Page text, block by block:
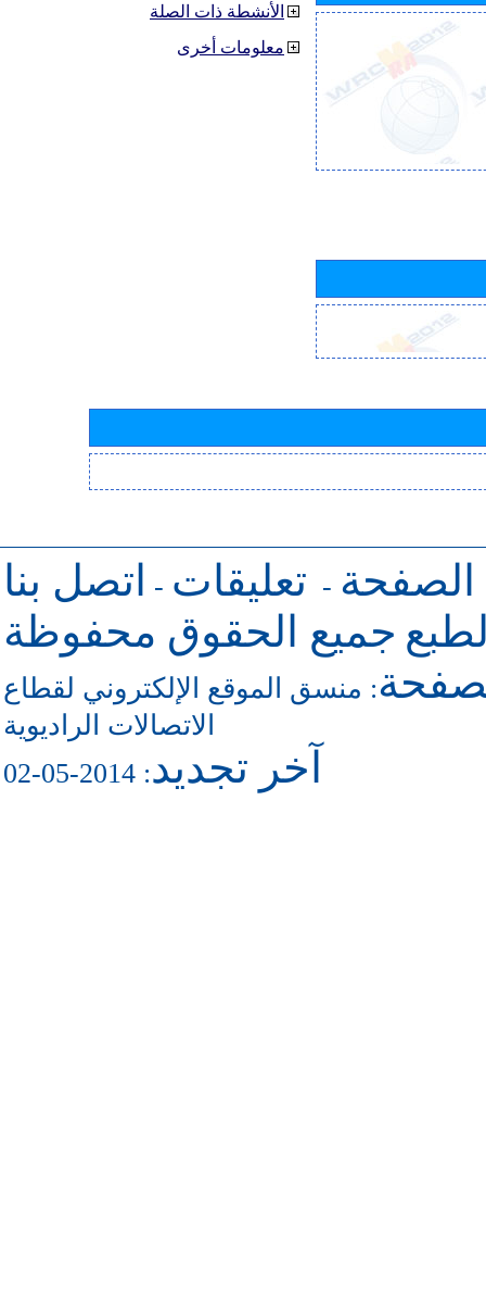
الأنشطة ذات الصلة
معلومات أخرى
الصفحة - تعليقات -
اتصل بنا
جميع الحقوق محفوظة
: منسق الموقع الإلكتروني لقطاع
الاتصالات الراديوية
آخر تجديد: 2014-05-02